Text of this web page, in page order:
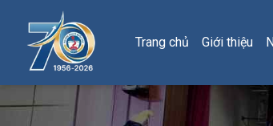
Trang chủ Giới thiệu